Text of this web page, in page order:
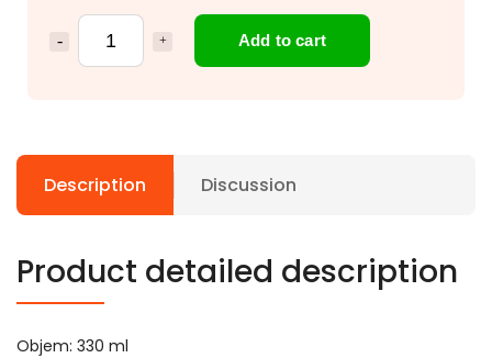
Add to cart
Description Discussion
Product detailed description
Objem: 330 ml